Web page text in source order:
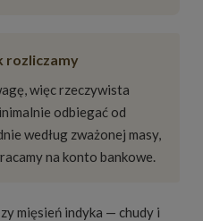
rozliczamy
więc rzeczywista
odbiegać od
według zważonej masy,
na konto bankowe.
mięsień indyka — chudy i